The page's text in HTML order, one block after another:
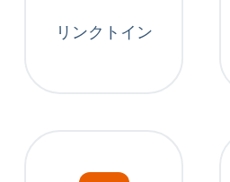
リンクトイン